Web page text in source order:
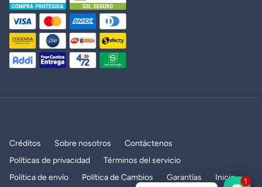
Créditos Sobre nosotros
Contáctenos
Políticas de privacidad
Términos del servicio
Política de envío
Política de Cambios Garantías Inicio 1